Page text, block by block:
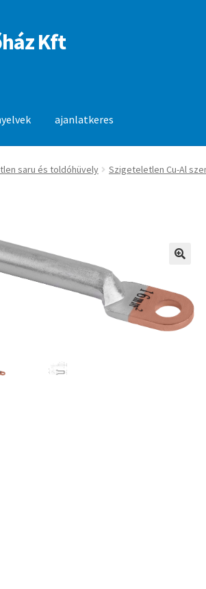
Kft
ajanlatkeres
saru és toldóhüvely Szigeteletlen Cu-Al